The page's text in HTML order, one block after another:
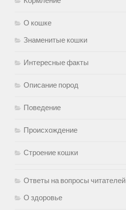
О кошке
Знаменитые кошки
Интересные факты
Описание пород
Поведение
Происхождение
Строение кошки
Ответы на вопросы читателей
О здоровье